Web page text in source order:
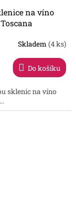
na víno
Skladem(4 ks)
Do košíku
sklenic na víno